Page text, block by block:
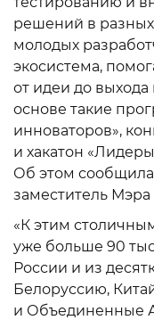
решений в
молодых
экосистема,
от идеи до
основе такие
инноваторов»,
и хакатон
Об этом
заместитель
«К этим
уже больше 90
России и из
Белоруссию,
и Объединенные